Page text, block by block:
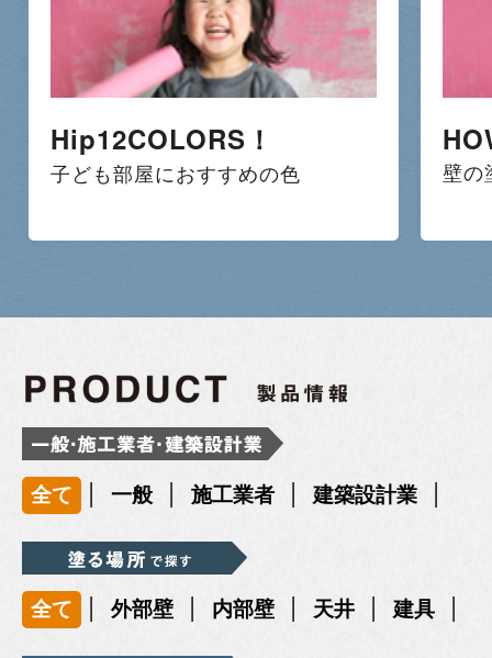
Hip12COLORS！
子ども部屋におすすめの色 壁の
全て | 一般 | 施工業者 | 建築設計業 |
全て | 外部壁 | 内部壁 | 天井 | 建具 |